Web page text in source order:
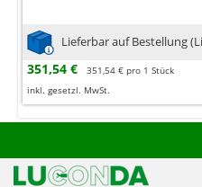
Lieferbar auf Bestellung
351,54 €
351,54 € pro 1 Stück
inkl. gesetzl. MwSt.